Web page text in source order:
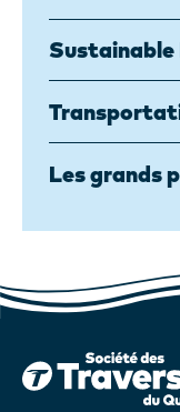
Sustainable
Les grands